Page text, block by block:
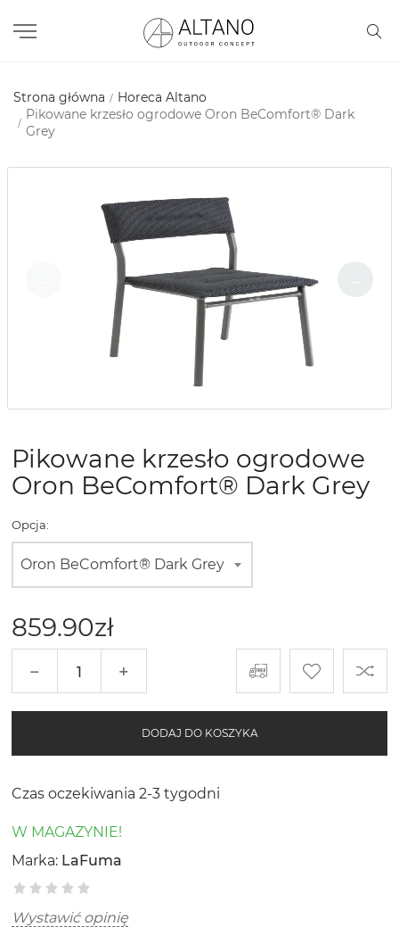
Strona główna
Horeca Altano
Pikowane krzesło ogrodowe Oron BeComfort® Dark
Grey
Pikowane krzesło ogrodowe
Oron BeComfort® Dark Grey
Opcja:
Oron BeComfort® Dark Grey
859.90zł
− +
DODAJ DO KOSZYKA
Czas oczekiwania 2-3 tygodni
W MAGAZYNIE!
Marka: LaFuma
Wystawić opinię